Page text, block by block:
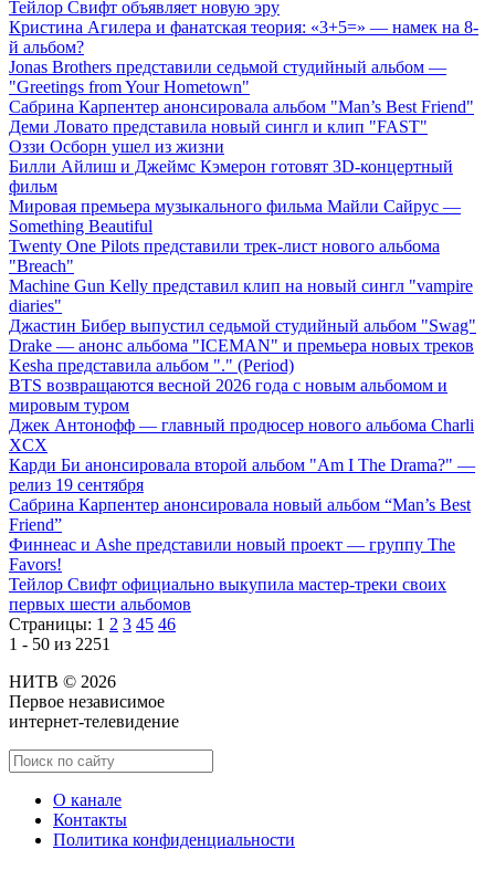
Тейлор Свифт объявляет новую эру
Кристина Агилера и фанатская теория: «3+5=» — намек на 8-
й альбом?
Jonas Brothers представили седьмой студийный альбом —
"Greetings from Your Hometown"
Сабрина Карпентер анонсировала альбом "Man’s Best Friend"
Деми Ловато представила новый сингл и клип "FAST"
Оззи Осборн ушел из жизни
Билли Айлиш и Джеймс Кэмерон готовят 3D-концертный
фильм
Мировая премьера музыкального фильма Майли Сайрус —
Something Beautiful
Twenty One Pilots представили трек-лист нового альбома
"Breach"
Machine Gun Kelly представил клип на новый сингл "vampire
diaries"
Джастин Бибер выпустил седьмой студийный альбом "Swag"
Drake — анонс альбома "ICEMAN" и премьера новых треков
Kesha представила альбом "." (Period)
BTS возвращаются весной 2026 года с новым альбомом и
мировым туром
Джек Антонофф — главный продюсер нового альбома Charli
XCX
Карди Би анонсировала второй альбом "Am I The Drama?" —
релиз 19 сентября
Сабрина Карпентер анонсировала новый альбом “Man’s Best
Friend”
Финнеас и Ashe представили новый проект — группу The
Favors!
Тейлор Свифт официально выкупила мастер-треки своих
первых шести альбомов
Страницы: 1 2 3 45 46
1 - 50 из 2251
НИТВ © 2026
Первое независимое
интернет-телевидение
О канале
Контакты
Политика конфиденциальности